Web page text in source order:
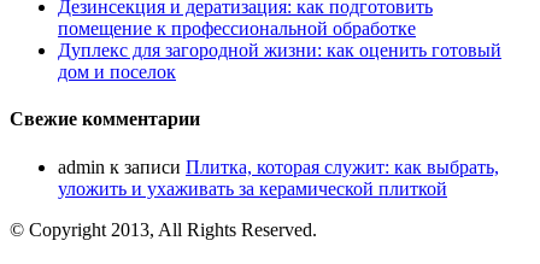
Дезинсекция и дератизация: как подготовить
помещение к профессиональной обработке
Дуплекс для загородной жизни: как оценить готовый
дом и поселок
Свежие комментарии
admin к записи Плитка, которая служит: как выбрать,
уложить и ухаживать за керамической плиткой
© Copyright 2013, All Rights Reserved.